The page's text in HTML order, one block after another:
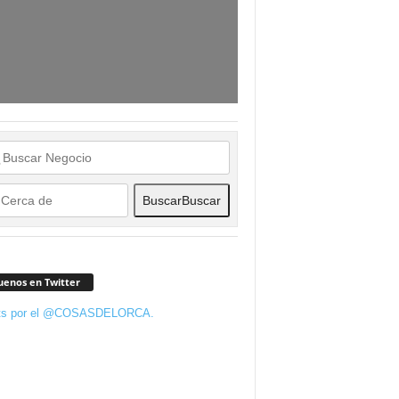
BuscarBuscar
en Twitter
por el @COSASDELORCA.